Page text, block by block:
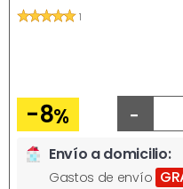
1
-8% -
Envío a domicilio:
Gastos de envío